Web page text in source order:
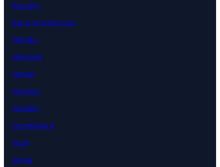
Giurgiu
Gura Humorului
Hârlău
Hârșova
Hațeg
Horezu
Huedin
Hunedoara
Huşi
Ianca